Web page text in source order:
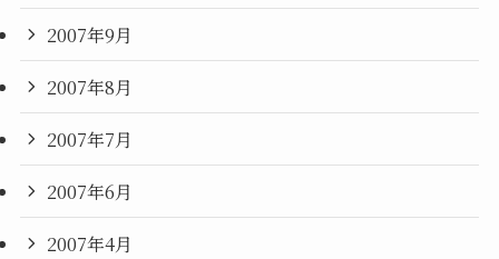
2007年9月
2007年8月
2007年7月
2007年6月
2007年4月